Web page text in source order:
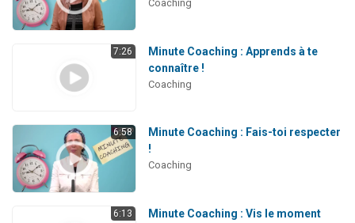
Coaching
7:26
Minute Coaching : Apprends à te
connaître !
Coaching
6:58
Minute Coaching : Fais-toi respecter
!
Coaching
6:13
Minute Coaching : Vis le moment